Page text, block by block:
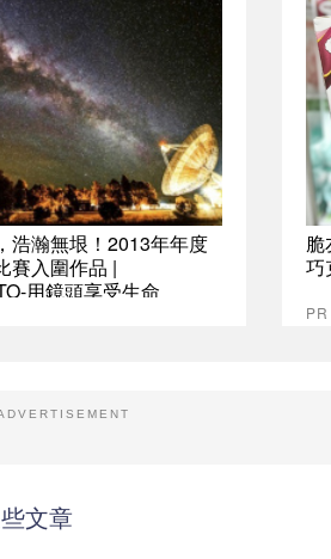
浩瀚無垠！2013年年度
賽入圍作品 |
用鏡頭享受生命
脆
巧
文章